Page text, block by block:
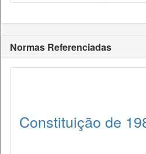
Normas Referenciadas
Constituição de